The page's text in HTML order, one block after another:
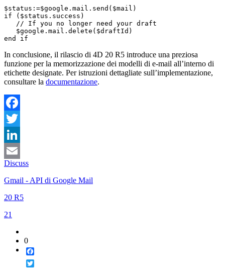
$status:=$google.mail.send($mail)
if ($status.success)
   // If you no longer need your draft
   $google.mail.delete($draftId)
In conclusione, il rilascio di 4D 20 R5 introduce una preziosa
funzione per la memorizzazione dei modelli di e-mail all’interno di
etichette designate. Per istruzioni dettagliate sull’implementazione,
consultare la documentazione.
Facebook
Twitter
LinkedIn
Email
Discuss
Gmail - API di Google Mail
20 R5
21
0